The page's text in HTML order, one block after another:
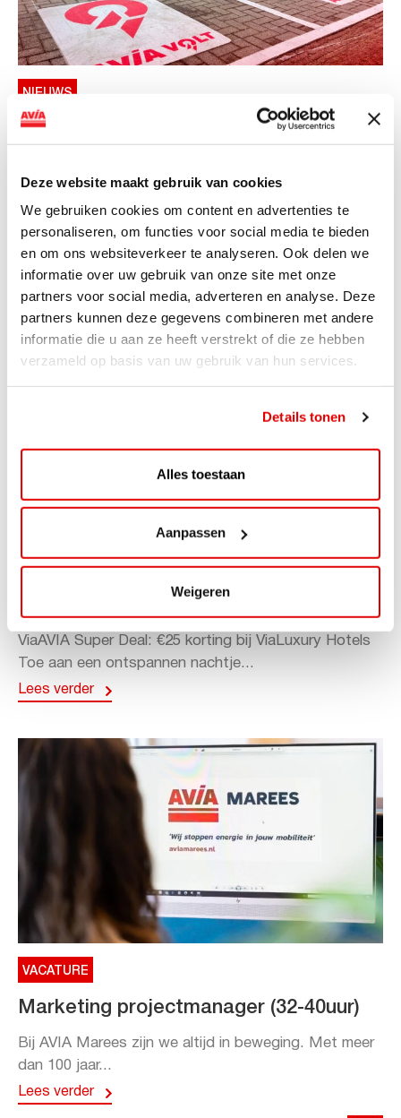
Deze website maakt gebruik van cookies
We gebruiken cookies om content en advertenties te
personaliseren, om functies voor social media te bieden
en om ons websiteverkeer te analyseren. Ook delen we
informatie over uw gebruik van onze site met onze
partners voor social media, adverteren en analyse. Deze
partners kunnen deze gegevens combineren met andere
informatie die u aan ze heeft verstrekt of die ze hebben
verzameld op basis van uw gebruik van hun services.
Details tonen
Alles toestaan
Aanpassen
Weigeren
NIEUWS
AVIA VOLT en Fletcher Hotels starten
snellaadinfrastructuur
AVIA VOLT en Fletcher Hotels starten landelijke uitrol
van DC-snellaadinfrastructuur AVIA VOLT en...
ViaAVIA Super Deal: €25 korting bij ViaLuxury Hotels
Toe aan een ontspannen nachtje...
Lees verder
VACATURE
Marketing projectmanager (32-40uur)
Bij AVIA Marees zijn we altijd in beweging. Met meer
dan 100 jaar...
Lees verder